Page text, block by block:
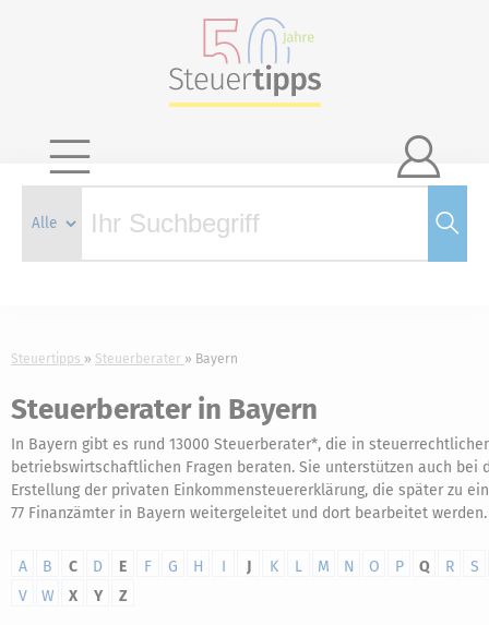

Steuertipps Steuerberater Bayern
Steuerberater in Bayern
In Bayern gibt es rund 13000 Steuerberater*, die in
betriebswirtschaftlichen Fragen beraten. Sie unterstützen auch bei
Erstellung der privaten Einkommensteuererklärung, die später zu
77 Finanzämter in Bayern weitergeleitet und dort bearbeitet werden.
A B C D E F G H I J K L M N O P Q R
S
V
W X Y Z